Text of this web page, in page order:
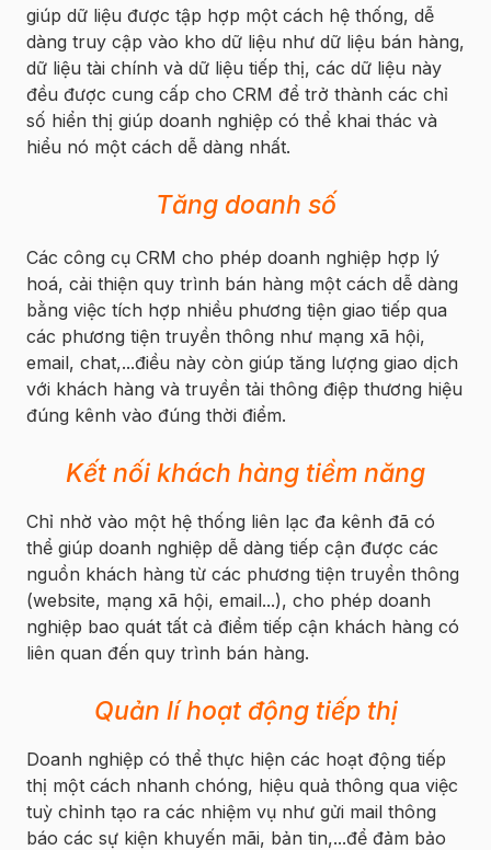
giúp dữ liệu được tập hợp một cách hệ thống, dễ
dàng truy cập vào kho dữ liệu như dữ liệu bán hàng,
dữ liệu tài chính và dữ liệu tiếp thị, các dữ liệu này
đều được cung cấp cho CRM để trở thành các chỉ
số hiển thị giúp doanh nghiệp có thể khai thác và
hiểu nó một cách dễ dàng nhất.
Tăng doanh số
Các công cụ CRM cho phép doanh nghiệp hợp lý
hoá, cải thiện quy trình bán hàng một cách dễ dàng
bằng việc tích hợp nhiều phương tiện giao tiếp qua
các phương tiện truyền thông như mạng xã hội,
email, chat,...điều này còn giúp tăng lượng giao dịch
với khách hàng và truyền tải thông điệp thương hiệu
đúng kênh vào đúng thời điểm.
Kết nối khách hàng tiềm năng
Chỉ nhờ vào một hệ thống liên lạc đa kênh đã có
thể giúp doanh nghiệp dễ dàng tiếp cận được các
nguồn khách hàng từ các phương tiện truyền thông
(website, mạng xã hội, email...), cho phép doanh
nghiệp bao quát tất cả điểm tiếp cận khách hàng có
liên quan đến quy trình bán hàng.
Quản lí hoạt động tiếp thị
Doanh nghiệp có thể thực hiện các hoạt động tiếp
thị một cách nhanh chóng, hiệu quả thông qua việc
tuỳ chỉnh tạo ra các nhiệm vụ như gửi mail thông
báo các sự kiện khuyến mãi, bản tin,...để đảm bảo